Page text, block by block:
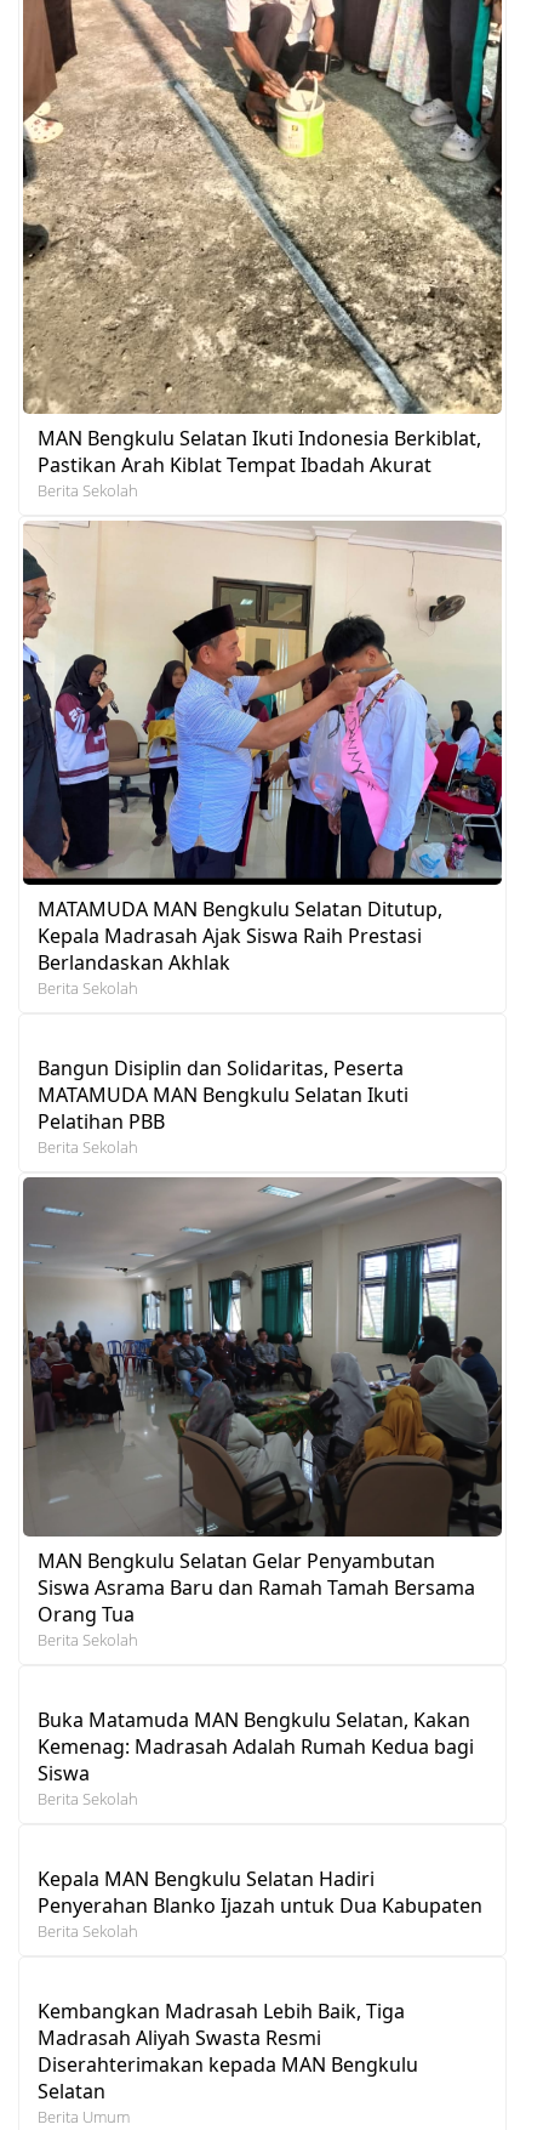
MAN Bengkulu Selatan Ikuti Indonesia Berkiblat,
Pastikan Arah Kiblat Tempat Ibadah Akurat
Berita Sekolah
MATAMUDA MAN Bengkulu Selatan Ditutup,
Kepala Madrasah Ajak Siswa Raih Prestasi
Berlandaskan Akhlak
Berita Sekolah
Bangun Disiplin dan Solidaritas, Peserta
MATAMUDA MAN Bengkulu Selatan Ikuti
Pelatihan PBB
Berita Sekolah
MAN Bengkulu Selatan Gelar Penyambutan
Siswa Asrama Baru dan Ramah Tamah Bersama
Orang Tua
Berita Sekolah
Buka Matamuda MAN Bengkulu Selatan, Kakan
Kemenag: Madrasah Adalah Rumah Kedua bagi
Siswa
Berita Sekolah
Kepala MAN Bengkulu Selatan Hadiri
Penyerahan Blanko Ijazah untuk Dua Kabupaten
Berita Sekolah
Kembangkan Madrasah Lebih Baik, Tiga
Madrasah Aliyah Swasta Resmi
Diserahterimakan kepada MAN Bengkulu
Selatan
Berita Umum